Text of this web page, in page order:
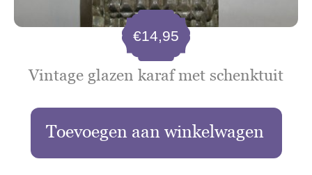
Vintage glazen karaf met schenktuit
€14,95
Toevoegen aan winkelwagen